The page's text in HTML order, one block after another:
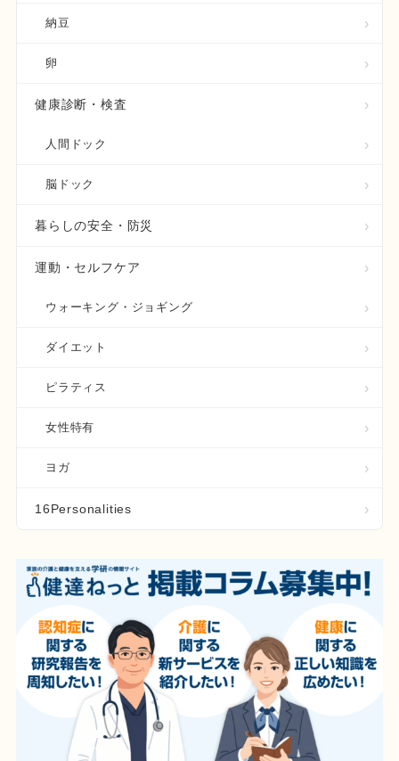
納豆
卵
健康診断・検査
人間ドック
脳ドック
暮らしの安全・防災
運動・セルフケア
ウォーキング・ジョギング
ダイエット
ピラティス
女性特有
ヨガ
16Personalities